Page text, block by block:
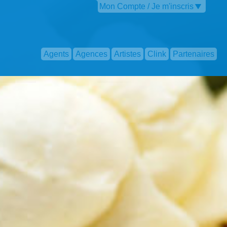
Mon Compte / Je m'inscris
Agents Agences Artistes Clink Partenaires